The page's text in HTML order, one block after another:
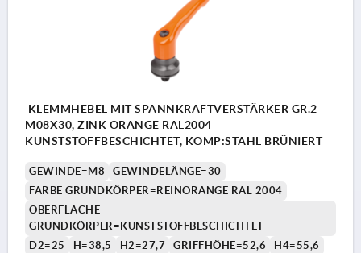
KLEMMHEBEL MIT SPANNKRAFTVERSTÄRKER GR.2
M08X30, ZINK ORANGE RAL2004
KUNSTSTOFFBESCHICHTET, KOMP:STAHL BRÜNIERT
GEWINDE=M8
GEWINDELÄNGE=30
FARBE GRUNDKÖRPER=REINORANGE RAL 2004
OBERFLÄCHE
GRUNDKÖRPER=KUNSTSTOFFBESCHICHTET
D2=25
H=38,5 H2=27,7 GRIFFHÖHE=52,6
H4=55,6